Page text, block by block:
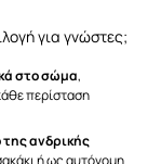
για γνώστες;
στο σώμα,
περίσταση
ανδρικής